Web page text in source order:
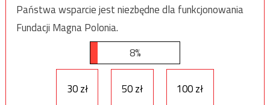
Państwa wsparcie jest niezbędne dla funkcjonowania
Fundacji Magna Polonia.
8%
30 zł 50 zł 100 zł